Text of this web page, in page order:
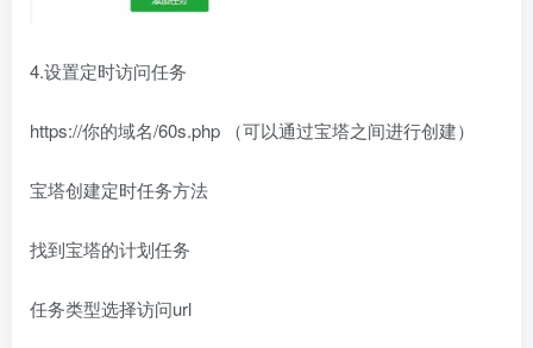
4.设置定时访问任务
https://你的域名/60s.php （可以通过宝塔之间进行创建）
宝塔创建定时任务方法
找到宝塔的计划任务
任务类型选择访问url